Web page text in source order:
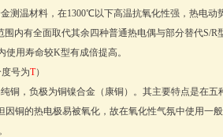
测温材料，在1300℃以下高温抗氧化性强，热电动
内有全面取代其余四种普通热电偶与部分替代S/
用寿命较K型有成倍提高。
号为T）
铜，负极为铜镍合金（康铜）。其主要特点是在
因铜的热电极易被氧化，故在氧化性气氛中使用